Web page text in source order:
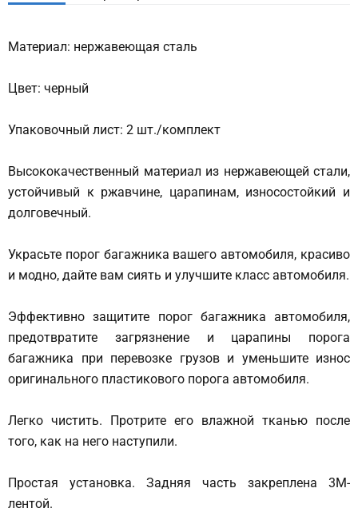
Материал: нержавеющая сталь
Цвет: черный
Упаковочный лист: 2 шт./комплект
Высококачественный материал из нержавеющей стали,
устойчивый к ржавчине, царапинам, износостойкий и
долговечный.
Украсьте порог багажника вашего автомобиля, красиво
и модно, дайте вам сиять и улучшите класс автомобиля.
Эффективно защитите порог багажника автомобиля,
предотвратите загрязнение и царапины порога
багажника при перевозке грузов и уменьшите износ
оригинального пластикового порога автомобиля.
Легко чистить. Протрите его влажной тканью после
того, как на него наступили.
Простая установка. Задняя часть закреплена 3M-
лентой.